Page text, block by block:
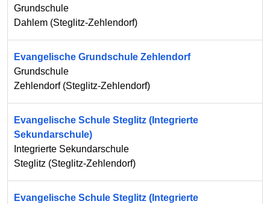
Grundschule
Dahlem (Steglitz-Zehlendorf)
Evangelische Grundschule Zehlendorf
Grundschule
Zehlendorf(Steglitz-Zehlendorf)
Evangelische Schule Steglitz (Integrierte
Sekundarschule)
Integrierte Sekundarschule
Steglitz (Steglitz-Zehlendorf)
Evangelische Schule Steglitz (Integrierte